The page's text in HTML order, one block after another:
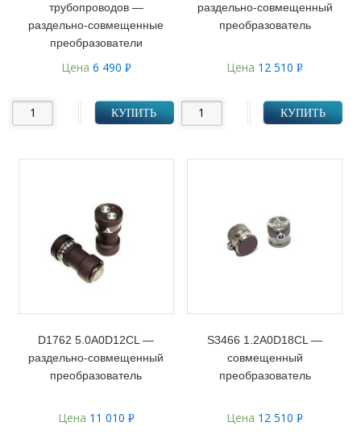
трубопроводов —
раздельно-совмещенные
преобразователи
Цена 6 490 Р
КУПИТЬ
раздельно-совмещенный
преобразователь
Цена 12 510Р
КУПИТЬ
D1762 5.0A0D12CL —
раздельно-совмещенный
преобразователь
Цена 11 010 Р
S3466 1.2A0D18CL —
совмещенный
преобразователь
Цена 12 510Р